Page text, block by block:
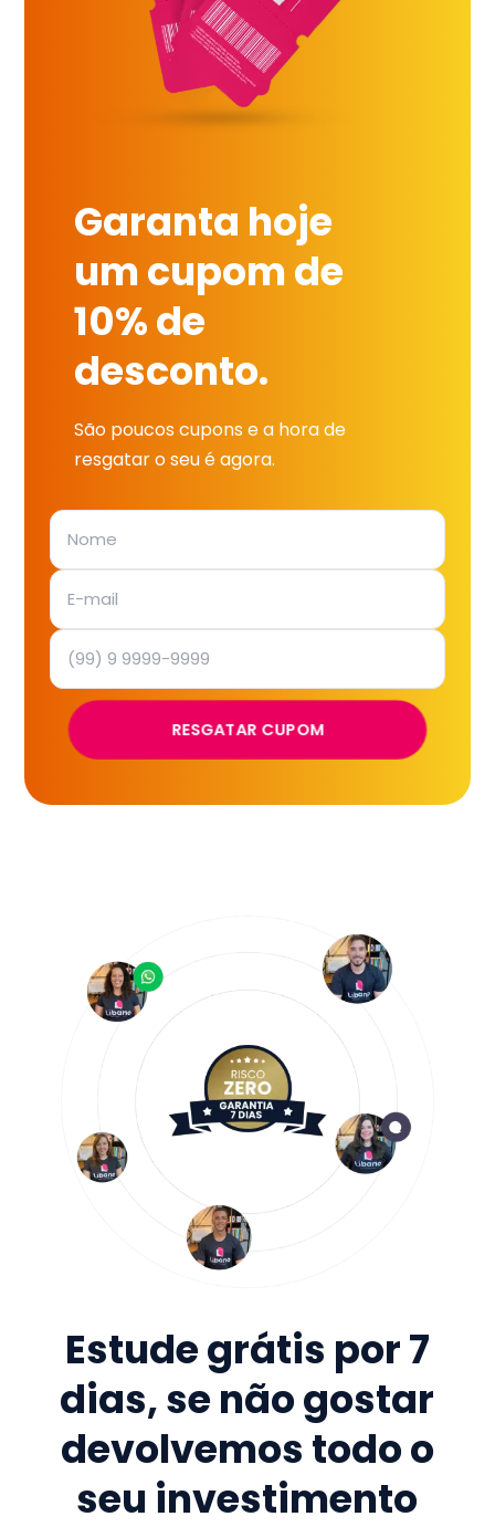
Garanta hoje
um cupom de
10% de
desconto.
São poucos cupons e a hora de
resgatar o seu é agora.
RESGATAR CUPOM
Estude grátis por 7
dias, se não gostar
devolvemos todo o
seu investimento